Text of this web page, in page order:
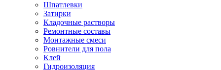
Шпатлевки
Затирки
Кладочные растворы
Ремонтные составы
Монтажные смеси
Ровнители для пола
Клей
Гидроизоляция